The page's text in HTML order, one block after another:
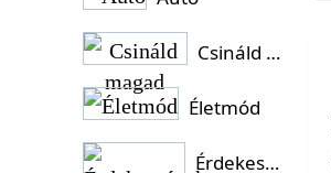
Csináld magad
Életmód
Érdekességek